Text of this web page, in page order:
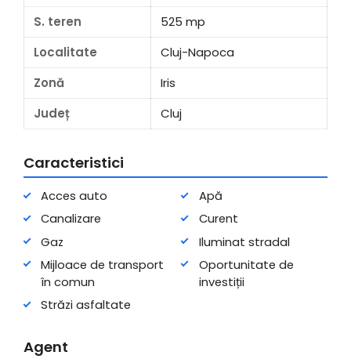
S. teren
525 mp
Localitate
Cluj-Napoca
Zonă
Iris
Județ
Cluj
Caracteristici
Acces auto
Apă
Canalizare
Curent
Gaz
Iluminat stradal
Mijloace de transport
în comun
Oportunitate de
investiții
Străzi asfaltate
Agent